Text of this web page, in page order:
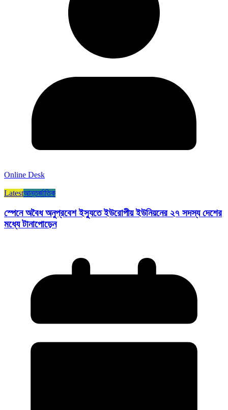
Online Desk
Latestআন্তর্জাতিক
স্পেনে অবৈধ অনুপ্রবেশ ইস্যুতে ইউরোপীয় ইউনিয়নের ২৭ সদস্য দেশের
মধ্যে টানাপোড়েন